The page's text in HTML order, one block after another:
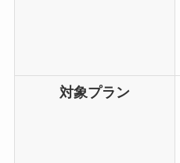
対象プラン